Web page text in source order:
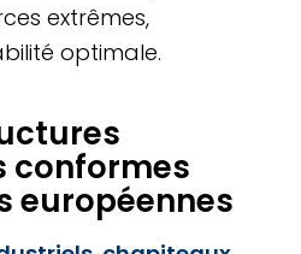
extrêmes,
optimale.
conformes
européennes